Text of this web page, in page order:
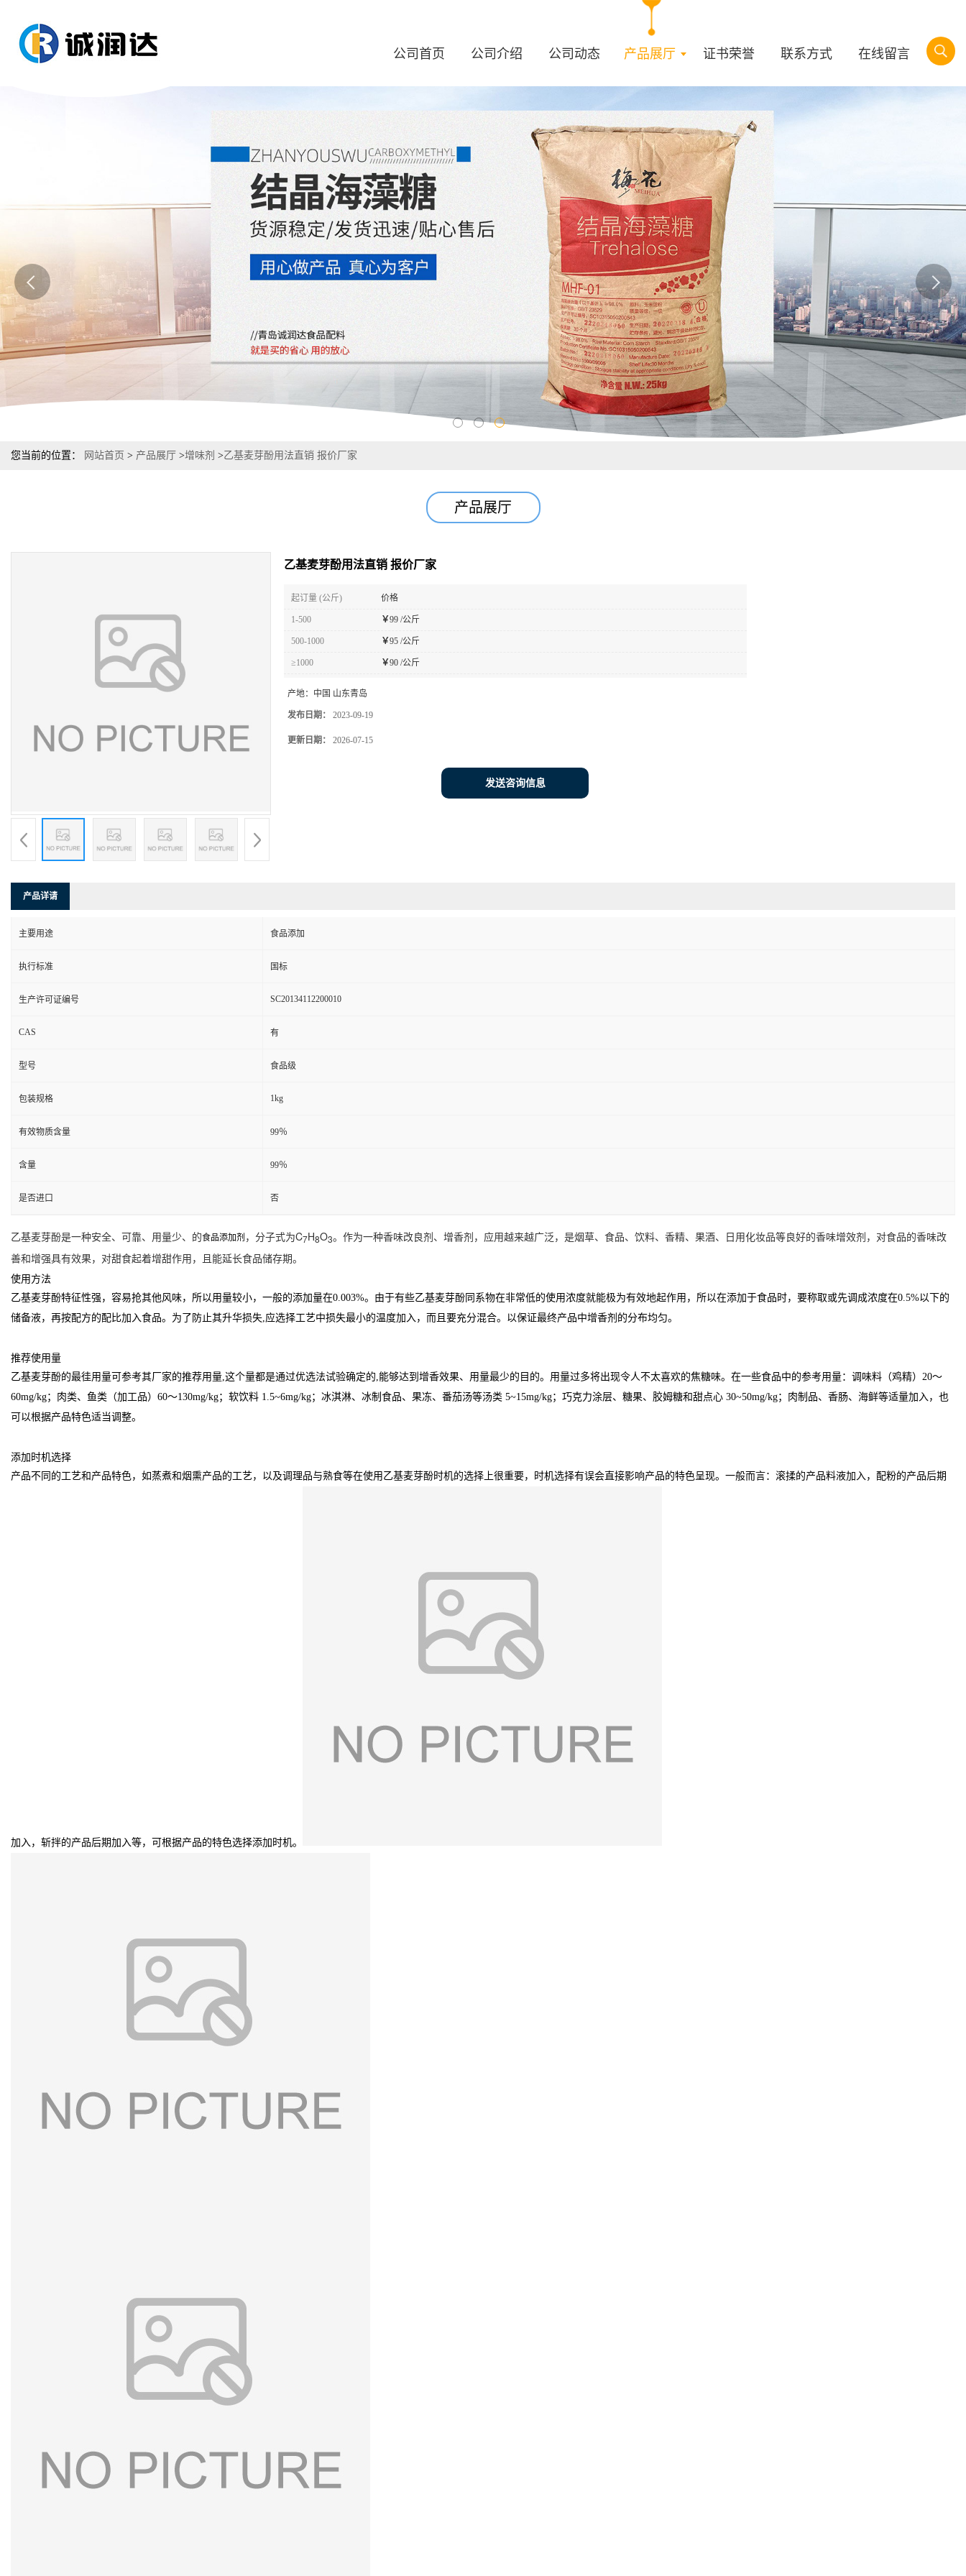
公司首页 公司介绍 公司动态 产品展厅 证书荣誉 联系方式 在线留言
您当前的位置： 网站首页 > 产品展厅 >增味剂 >乙基麦芽酚用法直销 报价厂家
产品展厅
乙基麦芽酚用法直销 报价厂家
起订量 (公斤) 价格
1-500 ￥99 /公斤
500-1000 ￥95 /公斤
≥1000 ￥90 /公斤
产地： 中国 山东青岛
发布日期： 2023-09-19
更新日期： 2026-07-15
发送咨询信息
产品详请
主要用途 食品添加
执行标准 国标
生产许可证编号 SC20134112200010
CAS 有
型号 食品级
包装规格 1kg
有效物质含量 99％
含量 99％
是否进口 否
乙基麦芽酚是一种安全、可靠、用量少、的食品添加剂 ，分子式为C7H8O3。作为一种香味改良剂、增香剂，应用越来越广泛，是烟草、食品、饮料、香精、果酒、日用化妆品等良好的香味增效剂，对食品的香味改
善和增强具有效果，对甜食起着增甜作用，且能延长食品储存期。
使用方法
乙基麦芽酚特征性强，容易抢其他风味，所以用量较小，一般的添加量在0.003%。由于有些乙基麦芽酚同系物在非常低的使用浓度就能极为有效地起作用，所以在添加于食品时，要称取或先调成浓度在0.5%以下的
储备液，再按配方的配比加入食品。为了防止其升华损失,应选择工艺中损失最小的温度加入，而且要充分混合。以保证最终产品中增香剂的分布均匀。
推荐使用量
乙基麦芽酚的最徍用量可参考其厂家的推荐用量,这个量都是通过优选法试验确定的,能够达到增香效果、用量最少的目的。用量过多将出现令人不太喜欢的焦糖味。在一些食品中的参考用量：调味料（鸡精）20～
60mg/kg；肉类、鱼类（加工品）60～130mg/kg；软饮料 1.5~6mg/kg；冰淇淋、冰制食品、果冻、番茄汤等汤类 5~15mg/kg；巧克力涂层、糖果、胶姆糖和甜点心 30~50mg/kg；肉制品、香肠、海鲜等适量加入，也
可以根据产品特色适当调整。
添加时机选择
产品不同的工艺和产品特色，如蒸煮和烟熏产品的工艺，以及调理品与熟食等在使用乙基麦芽酚时机的选择上很重要，时机选择有误会直接影响产品的特色呈现。一般而言：滚揉的产品料液加入，配粉的产品后期
加入，斩拌的产品后期加入等，可根据产品的特色选择添加时机。